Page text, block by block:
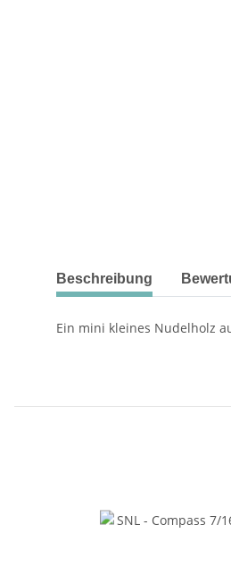
Beschreibung
Ein mini kleines Nudelholz